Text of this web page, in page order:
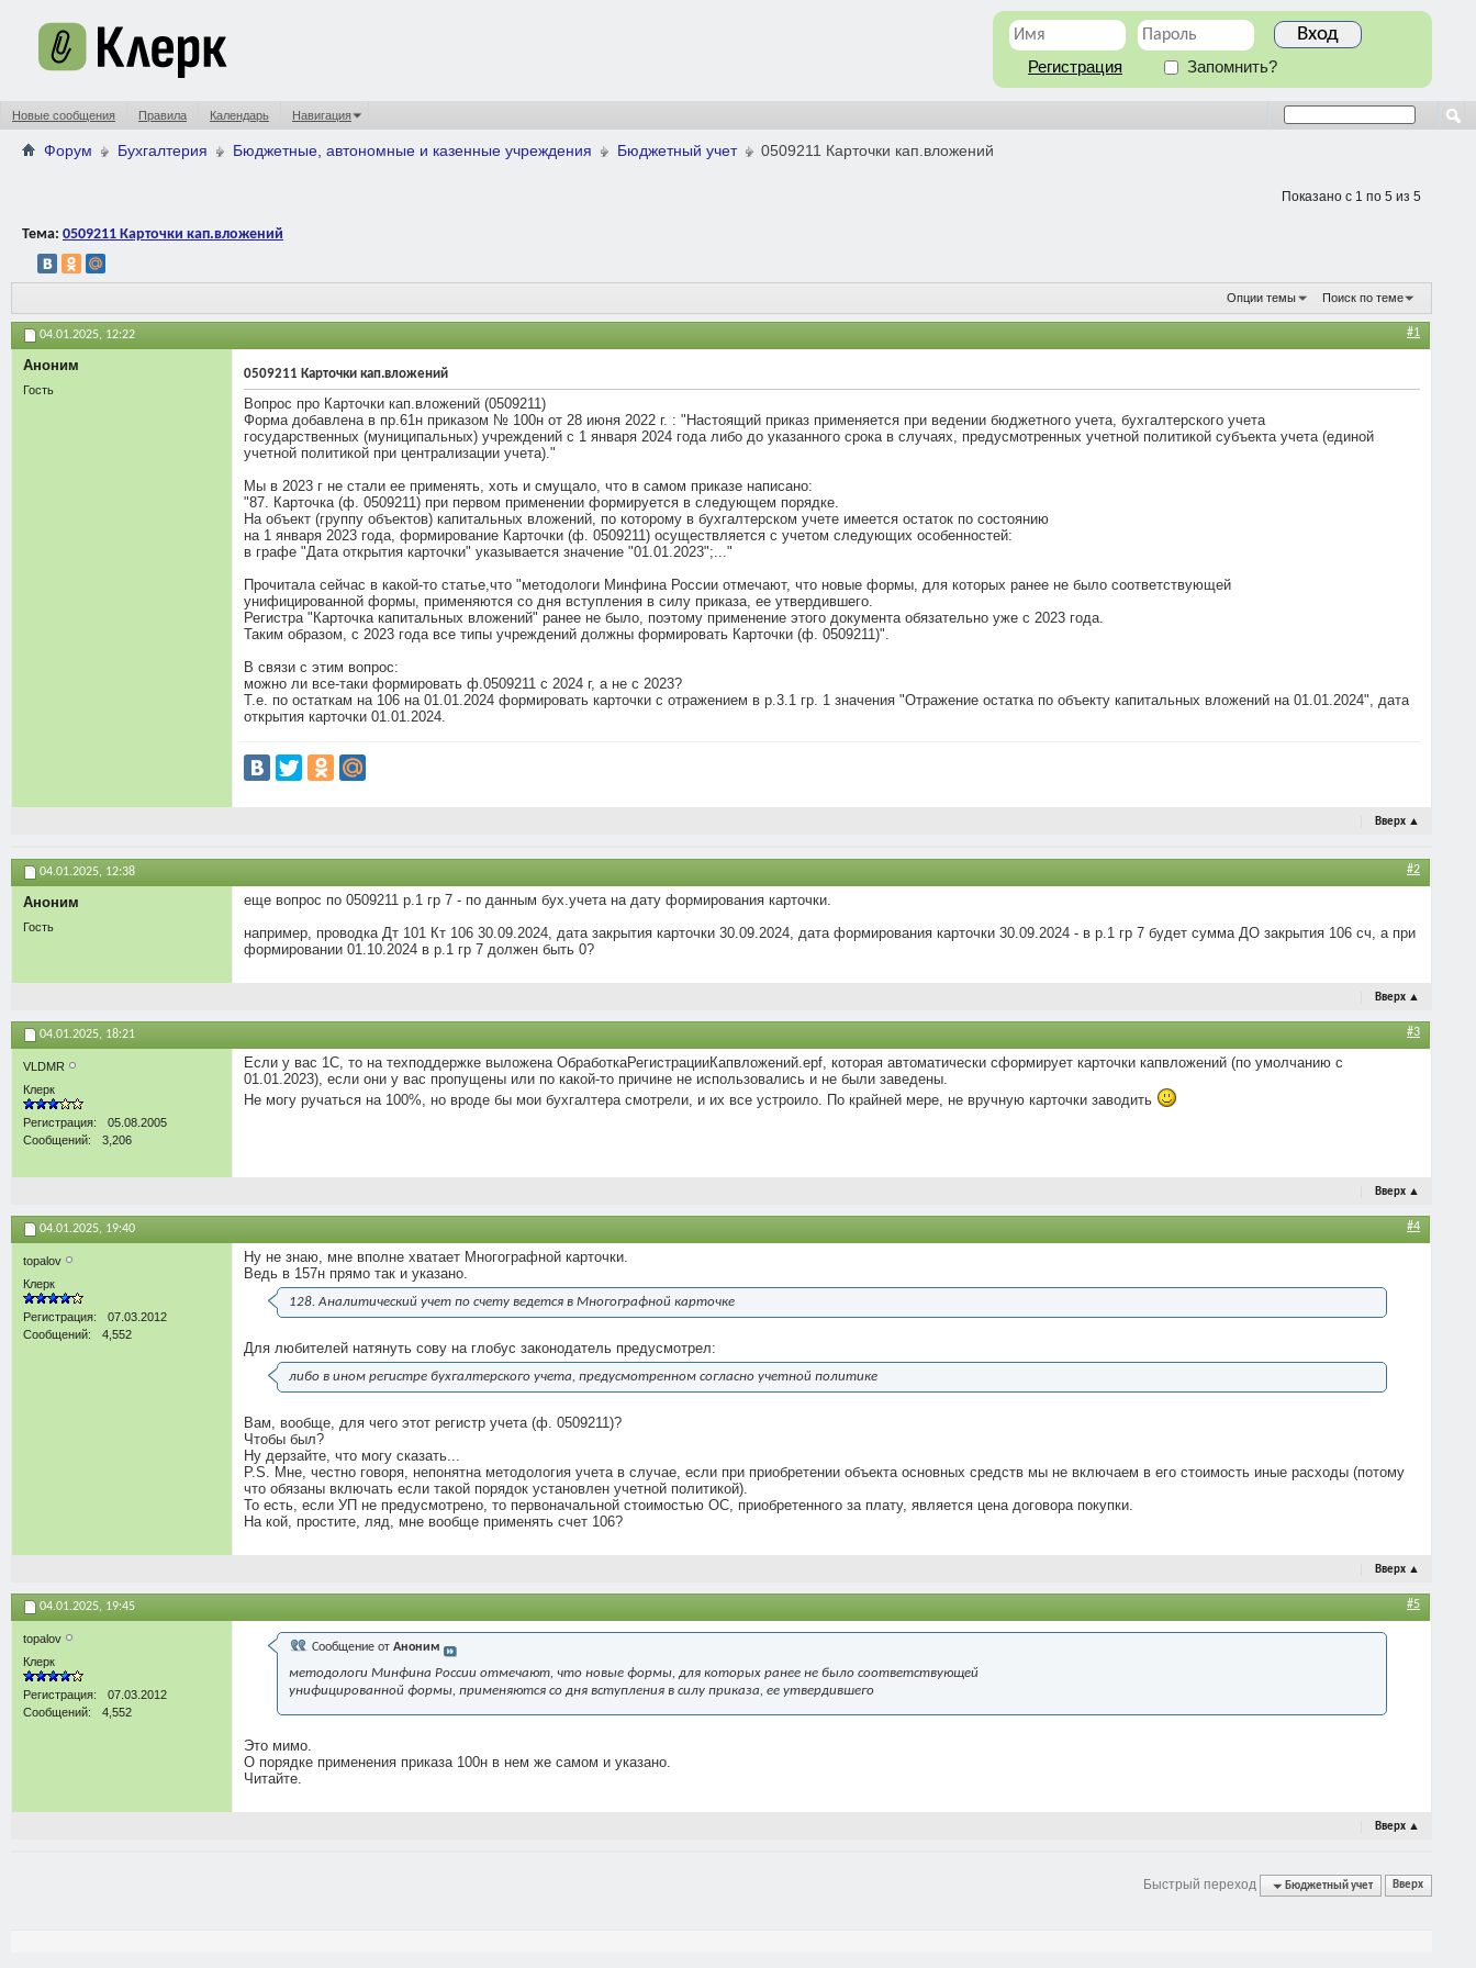
Регистрация Запомнить?
Новые сообщения Правила Календарь Навигация
Форум Бухгалтерия Бюджетные, автономные и казенные учреждения Бюджетный учет 0509211 Карточки кап.вложений
Показано с 1 по 5 из 5
Тема: 0509211 Карточки кап.вложений
Опции темы Поиск по теме
04.01.2025, 12:22 #1
Аноним
Гость
0509211 Карточки кап.вложений
Вопрос про Карточки кап.вложений (0509211)
Форма добавлена в пр.61н приказом № 100н от 28 июня 2022 г. : "Настоящий приказ применяется при ведении бюджетного учета, бухгалтерского учета
государственных (муниципальных) учреждений с 1 января 2024 года либо до указанного срока в случаях, предусмотренных учетной политикой субъекта учета (единой
учетной политикой при централизации учета)."
Мы в 2023 г не стали ее применять, хоть и смущало, что в самом приказе написано:
"87. Карточка (ф. 0509211) при первом применении формируется в следующем порядке.
На объект (группу объектов) капитальных вложений, по которому в бухгалтерском учете имеется остаток по состоянию
на 1 января 2023 года, формирование Карточки (ф. 0509211) осуществляется с учетом следующих особенностей:
в графе "Дата открытия карточки" указывается значение "01.01.2023";..."
Прочитала сейчас в какой-то статье,что "методологи Минфина России отмечают, что новые формы, для которых ранее не было соответствующей
унифицированной формы, применяются со дня вступления в силу приказа, ее утвердившего.
Регистра "Карточка капитальных вложений" ранее не было, поэтому применение этого документа обязательно уже с 2023 года.
Таким образом, с 2023 года все типы учреждений должны формировать Карточки (ф. 0509211)".
В связи с этим вопрос:
можно ли все-таки формировать ф.0509211 с 2024 г, а не с 2023?
Т.е. по остаткам на 106 на 01.01.2024 формировать карточки с отражением в р.3.1 гр. 1 значения "Отражение остатка по объекту капитальных вложений на 01.01.2024", дата
открытия карточки 01.01.2024.
Вверх ▲
04.01.2025, 12:38 #2
Аноним
Гость
еще вопрос по 0509211 р.1 гр 7 - по данным бух.учета на дату формирования карточки.
например, проводка Дт 101 Кт 106 30.09.2024, дата закрытия карточки 30.09.2024, дата формирования карточки 30.09.2024 - в р.1 гр 7 будет сумма ДО закрытия 106 сч, а при
формировании 01.10.2024 в р.1 гр 7 должен быть 0?
Вверх ▲
04.01.2025, 18:21 #3
VLDMR
Клерк
Регистрация
05.08.2005
Сообщений
3,206
Если у вас 1С, то на техподдержке выложена ОбработкаРегистрацииКапвложений.epf, которая автоматически сформирует карточки капвложений (по умолчанию с
01.01.2023), если они у вас пропущены или по какой-то причине не использовались и не были заведены.
Не могу ручаться на 100%, но вроде бы мои бухгалтера смотрели, и их все устроило. По крайней мере, не вручную карточки заводить
Вверх ▲
04.01.2025, 19:40 #4
topalov
Клерк
Регистрация
07.03.2012
Сообщений
4,552
Ну не знаю, мне вполне хватает Многографной карточки.
Ведь в 157н прямо так и указано.
128. Аналитический учет по счету ведется в Многографной карточке
Для любителей натянуть сову на глобус законодатель предусмотрел:
либо в ином регистре бухгалтерского учета, предусмотренном согласно учетной политике
Вам, вообще, для чего этот регистр учета (ф. 0509211)?
Чтобы был?
Ну дерзайте, что могу сказать...
P.S. Мне, честно говоря, непонятна методология учета в случае, если при приобретении объекта основных средств мы не включаем в его стоимость иные расходы (потому
что обязаны включать если такой порядок установлен учетной политикой).
То есть, если УП не предусмотрено, то первоначальной стоимостью ОС, приобретенного за плату, является цена договора покупки.
На кой, простите, ляд, мне вообще применять счет 106?
Вверх ▲
04.01.2025, 19:45 #5
topalov
Клерк
Регистрация
07.03.2012
Сообщений
4,552
Сообщение от Аноним
методологи Минфина России отмечают, что новые формы, для которых ранее не было соответствующей
унифицированной формы, применяются со дня вступления в силу приказа, ее утвердившего
Это мимо.
О порядке применения приказа 100н в нем же самом и указано.
Читайте.
Вверх ▲
Быстрый переход Бюджетный учет Вверх